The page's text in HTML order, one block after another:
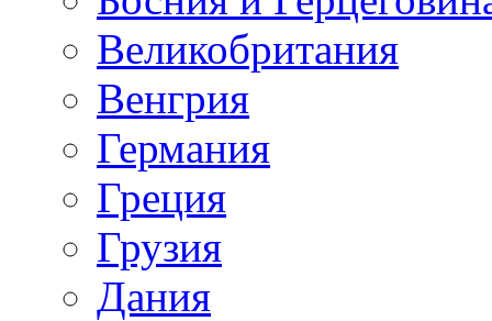
Великобритания
Венгрия
Германия
Греция
Грузия
Дания